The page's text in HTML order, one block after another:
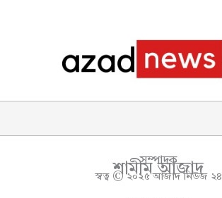
সম্পাদক
শামীম আজাদ
স্বত্ব © ২০২৫ আজাদ নিউজ ২৪